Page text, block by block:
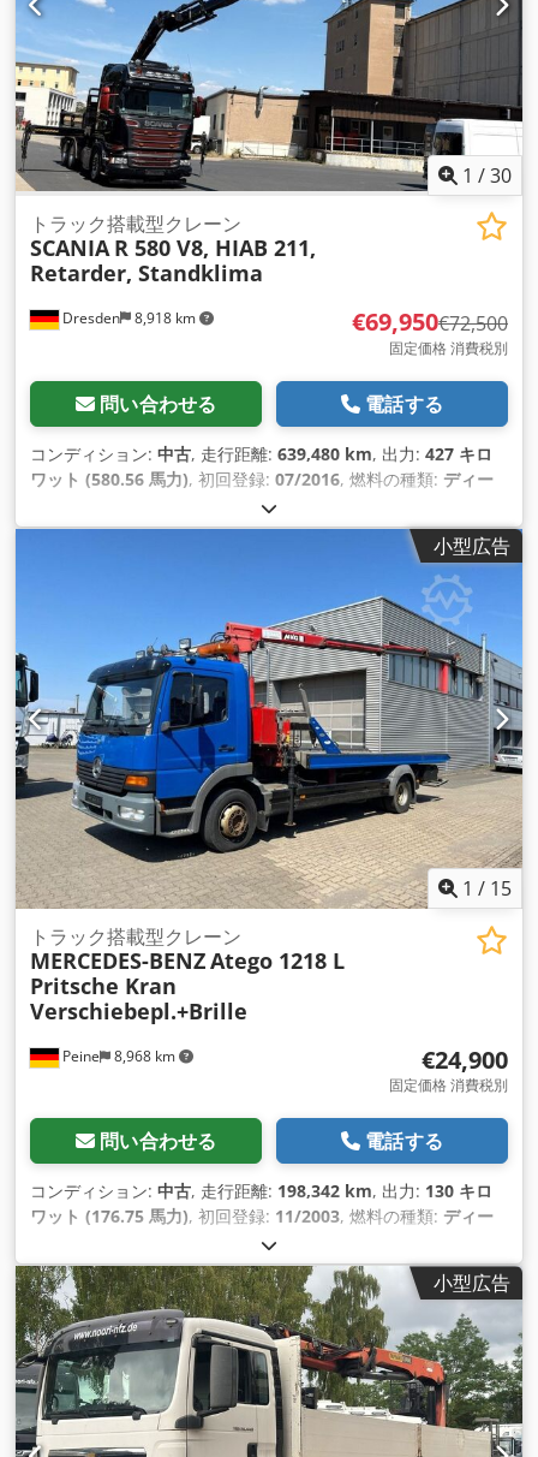
1 /30
Dresden 8,918 km
トラック搭載型クレーン
SCANIA R 580 V8, HIAB 211,
Retarder, Standklima
€69,950€72,500
固定価格 消費税別
問い合わせる 電話する
コンディション: 中古, 走行距離: 639,480 km, 出力: 427 キロ
ワット (580.56 馬力), 初回登録: 07/2016, 燃料の種類: ディー
26,000 kg（キログラム）
回検査（TÜV）:09/2026, ブレーキ:リターダ, 色:黒, 変速方式:
4,100 mm, 荷室
ABS（アンチロック・ブレ
ーキ・システム）, エアコン, クレーン, ナビゲーションシステ
ム, パーキングヒーター, 電子安定制御プログラム (ESP),
小型広告
1 / 15
Peine 8,968 km
トラック搭載型クレーン
MERCEDES-BENZAtego 1218 L
Pritsche Kran
Verschiebepl.+Brille
€24,900
固定価格 消費税別
問い合わせる 電話する
コンディション: 中古, 走行距離: 198,342 km, 出力: 130 キロ
ワット (176.75 馬力), 初回登録: 11/2003, 燃料の種類: ディー
11,990 kg（キログラム）
回検査（TÜV）:08/2026, 色:青, 変速方式:機械式, 排出クラス:
ユーロ3, 荷室長:6,000 mm, 荷室幅:2,300 mm
, 装備:
ABS（アンチロック・ブレーキ・システム）, エアコン, クレー
ン, パーキングヒーター,
小型広告